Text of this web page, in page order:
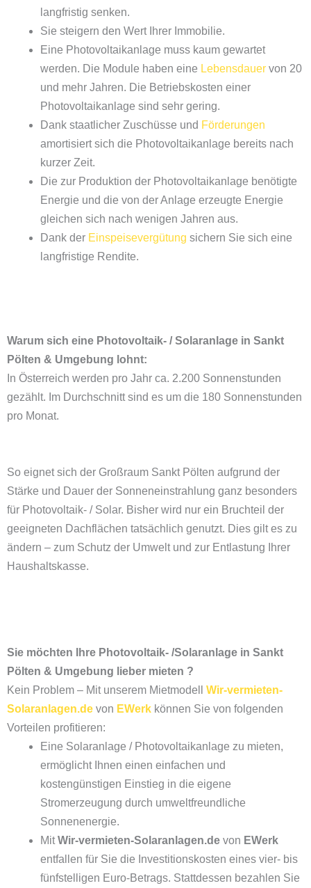
langfristig senken.
Sie steigern den Wert Ihrer Immobilie.
Eine Photovoltaikanlage muss kaum gewartet
werden. Die Module haben eine Lebensdauer von 20
und mehr Jahren. Die Betriebskosten einer
Photovoltaikanlage sind sehr gering.
Dank staatlicher Zuschüsse und Förderungen
amortisiert sich die Photovoltaikanlage bereits nach
kurzer Zeit.
Die zur Produktion der Photovoltaikanlage benötigte
Energie und die von der Anlage erzeugte Energie
gleichen sich nach wenigen Jahren aus.
Dank der Einspeisevergütung sichern Sie sich eine
langfristige Rendite.
Warum sich eine Photovoltaik- / Solaranlage in Sankt
Pölten & Umgebung lohnt:
In Österreich werden pro Jahr ca. 2.200 Sonnenstunden
gezählt. Im Durchschnitt sind es um die 180 Sonnenstunden
pro Monat.
So eignet sich der Großraum Sankt Pölten aufgrund der
Stärke und Dauer der Sonneneinstrahlung ganz besonders
für Photovoltaik- / Solar. Bisher wird nur ein Bruchteil der
geeigneten Dachflächen tatsächlich genutzt. Dies gilt es zu
ändern – zum Schutz der Umwelt und zur Entlastung Ihrer
Haushaltskasse.
Sie möchten Ihre Photovoltaik- /Solaranlage in Sankt
Pölten & Umgebung lieber mieten ?
Kein Problem – Mit unserem Mietmodell Wir-vermieten-
Solaranlagen.de von EWerk können Sie von folgenden
Vorteilen profitieren:
Eine Solaranlage / Photovoltaikanlage zu mieten,
ermöglicht Ihnen einen einfachen und
kostengünstigen Einstieg in die eigene
Stromerzeugung durch umweltfreundliche
Sonnenenergie.
MitWir-vermieten-Solaranlagen.de von EWerk
entfallen für Sie die Investitionskosten eines vier- bis
fünfstelligen Euro-Betrags. Stattdessen bezahlen Sie